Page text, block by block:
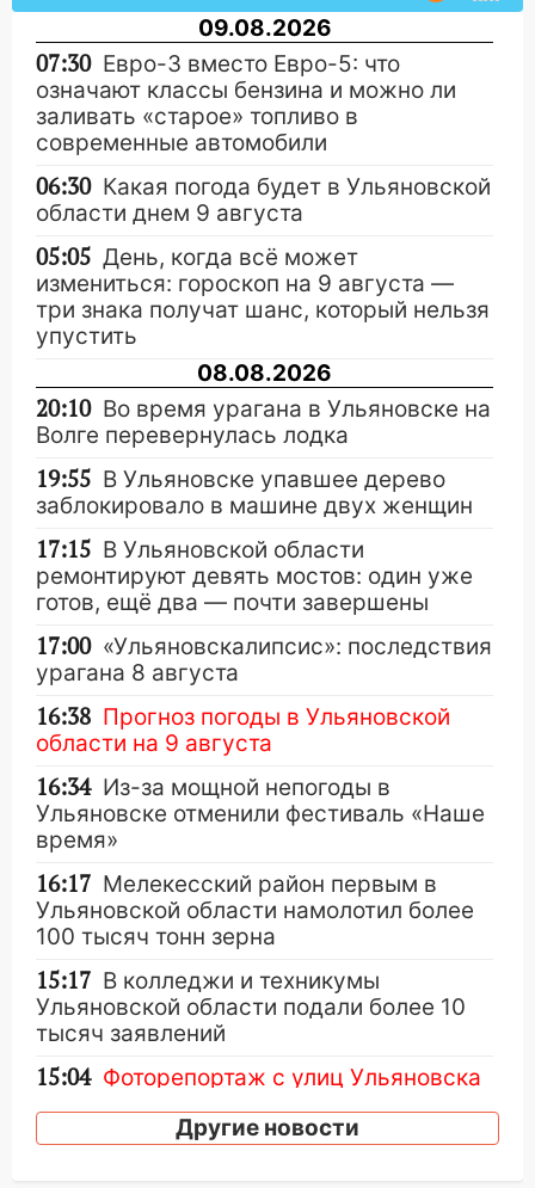
09.08.2026
07:30 Евро-3 вместо Евро-5: что
означают классы бензина и можно ли
заливать «старое» топливо в
современные автомобили
06:30 Какая погода будет в Ульяновской
области днем 9 августа
05:05 День, когда всё может
измениться: гороскоп на 9 августа —
три знака получат шанс, который нельзя
упустить
08.08.2026
20:10 Во время урагана в Ульяновске на
Волге перевернулась лодка
19:55 В Ульяновске упавшее дерево
заблокировало в машине двух женщин
17:15 В Ульяновской области
ремонтируют девять мостов: один уже
готов, ещё два — почти завершены
17:00 «Ульяновскалипсис»: последствия
урагана 8 августа
16:38 Прогноз погоды в Ульяновской
области на 9 августа
16:34 Из-за мощной непогоды в
Ульяновске отменили фестиваль «Наше
время»
16:17 Мелекесский район первым в
Ульяновской области намолотил более
100 тысяч тонн зерна
15:17 В колледжи и техникумы
Ульяновской области подали более 10
тысяч заявлений
15:04 Фоторепортаж с улиц Ульяновска
затопленные улицыДругие новости